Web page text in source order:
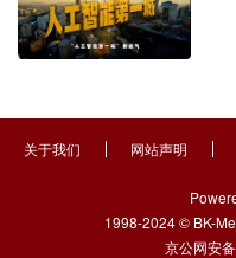
关于我们 网站声明
1998-2024 © BK-
京公网安